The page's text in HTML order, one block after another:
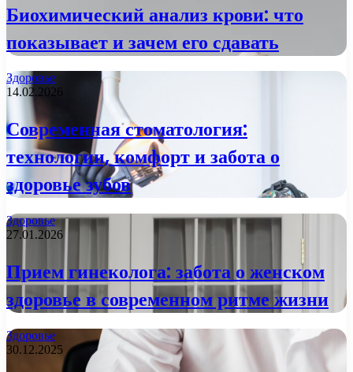
Биохимический анализ крови: что
показывает и зачем его сдавать
Здоровье
14.02.2026
Современная стоматология:
технологии, комфорт и забота о
здоровье зубов
Здоровье
27.01.2026
Прием гинеколога: забота о женском
здоровье в современном ритме жизни
Здоровье
30.12.2025